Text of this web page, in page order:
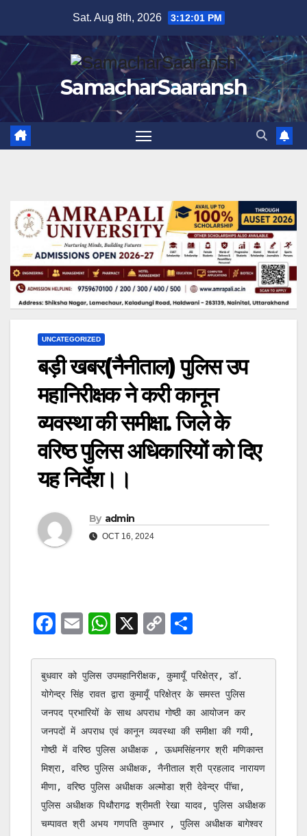
content
Sat. Aug 8th, 2026 3:12:02 PM
SamacharSaaransh
UNCATEGORIZED
बड़ी खबर(नैनीताल) पुलिस उप
महानिरीक्षक ने करी कानून
व्यवस्था की समीक्षा. जिले के
वरिष्ठ पुलिस अधिकारियों को दिए
यह निर्देश।।
By admin
OCT 16, 2024
F
c
e
b
o
o
k
E
ail
W
at
s
A
p
p
X
C
p
y
Li
n
k
ar
e
बुधवार को पुलिस उपमहानिरीक्षक, कुमायूँ परिक्षेत्र, डॉ.
योगेन्द्र सिंह रावत द्वारा कुमायूँ परिक्षेत्र के समस्त पुलिस
जनपद प्रभारियों के साथ अपराध गोष्ठी का आयोजन कर
जनपदों में अपराध एवं कानून व्यवस्था की समीक्षा की गयी,
गोष्ठी में वरिष्ठ पुलिस अधीक्षक , ऊधमसिंहनगर श्री मणिकान्त
मिश्रा, वरिष्ठ पुलिस अधीक्षक, नैनीताल श्री प्रहलाद नारायण
मीणा, वरिष्ठ पुलिस अधीक्षक अल्मोडा श्री देवेन्द्र पींचा,
पुलिस अधीक्षक पिथौरागढ श्रीमती रेखा यादव, पुलिस अधीक्षक
चम्पावत श्री अभय गणपति कुम्भार , पुलिस अधीक्षक बागेश्वर